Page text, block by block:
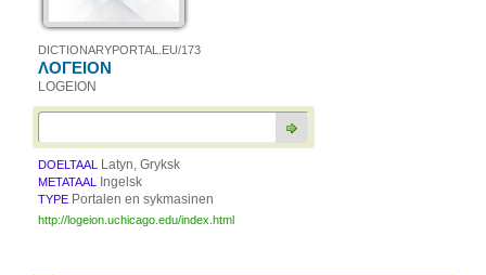
DICTIONARYPORTAL.EU/173
ΛΟΓΕΙΟΝ
LOGEION
DOELTAAL Latyn, Gryksk
METATAAL Ingelsk
TYPE Portalen en sykmasinen
http://logeion.uchicago.edu/index.html